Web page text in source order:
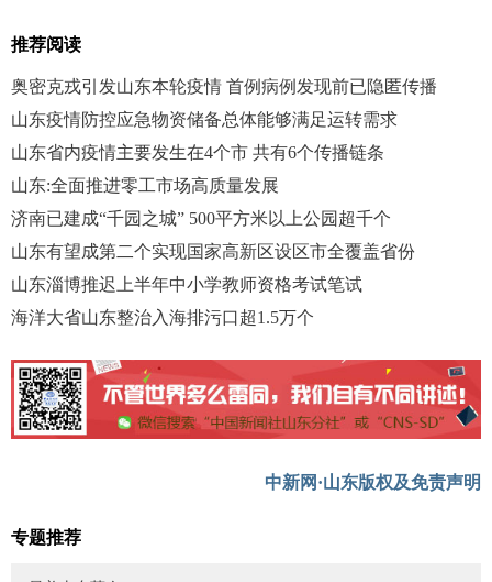
推荐阅读
奥密克戎引发山东本轮疫情 首例病例发现前已隐匿传播
山东疫情防控应急物资储备总体能够满足运转需求
山东省内疫情主要发生在4个市 共有6个传播链条
山东:全面推进零工市场高质量发展
济南已建成“千园之城” 500平方米以上公园超千个
山东有望成第二个实现国家高新区设区市全覆盖省份
山东淄博推迟上半年中小学教师资格考试笔试
海洋大省山东整治入海排污口超1.5万个
中新网·山东版权及免责声明
专题推荐